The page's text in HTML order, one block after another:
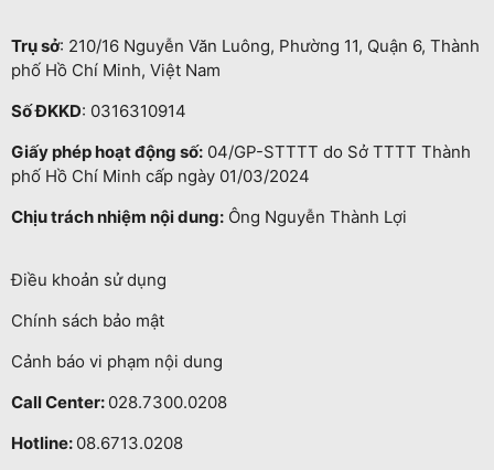
Trụ sở: 210/16 Nguyễn Văn Luông, Phường 11, Quận 6, Thành
phố Hồ Chí Minh, Việt Nam
Số ĐKKD: 0316310914
Giấy phép hoạt động số: 04/GP-STTTT do Sở TTTT Thành
phố Hồ Chí Minh cấp ngày 01/03/2024
Chịu trách nhiệm nội dung: Ông Nguyễn Thành Lợi
Điều khoản sử dụng
Chính sách bảo mật
Cảnh báo vi phạm nội dung
Call Center: 028.7300.0208
Hotline: 08.6713.0208